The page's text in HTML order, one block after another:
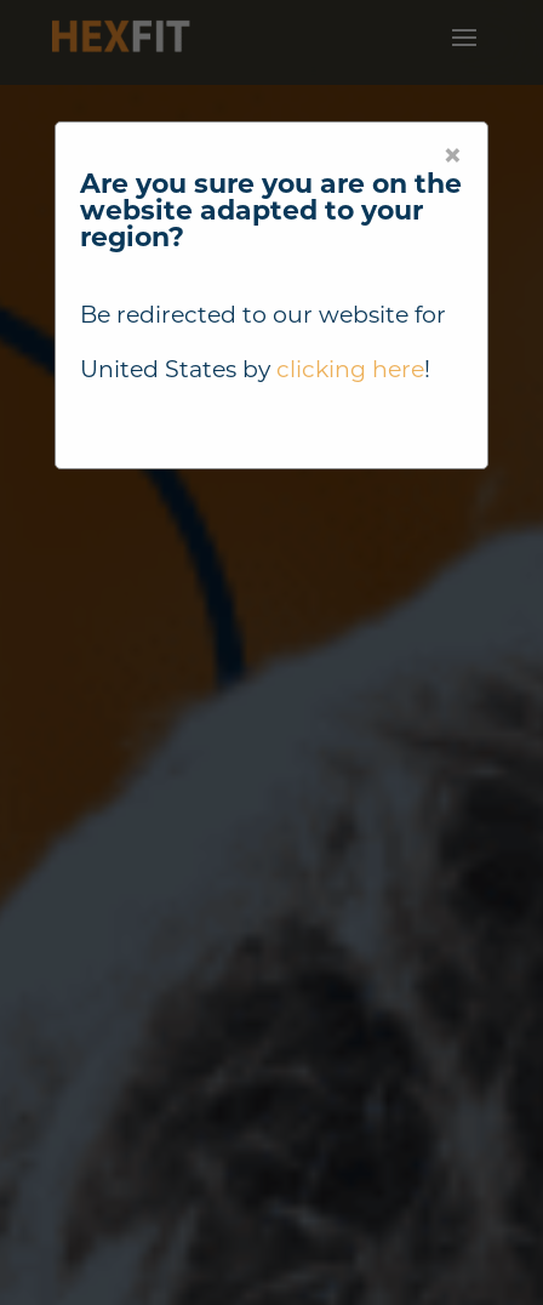
×
Are you sure you are on the
website adapted to your
region?
Be redirected to our website for
United Statesby clicking here!